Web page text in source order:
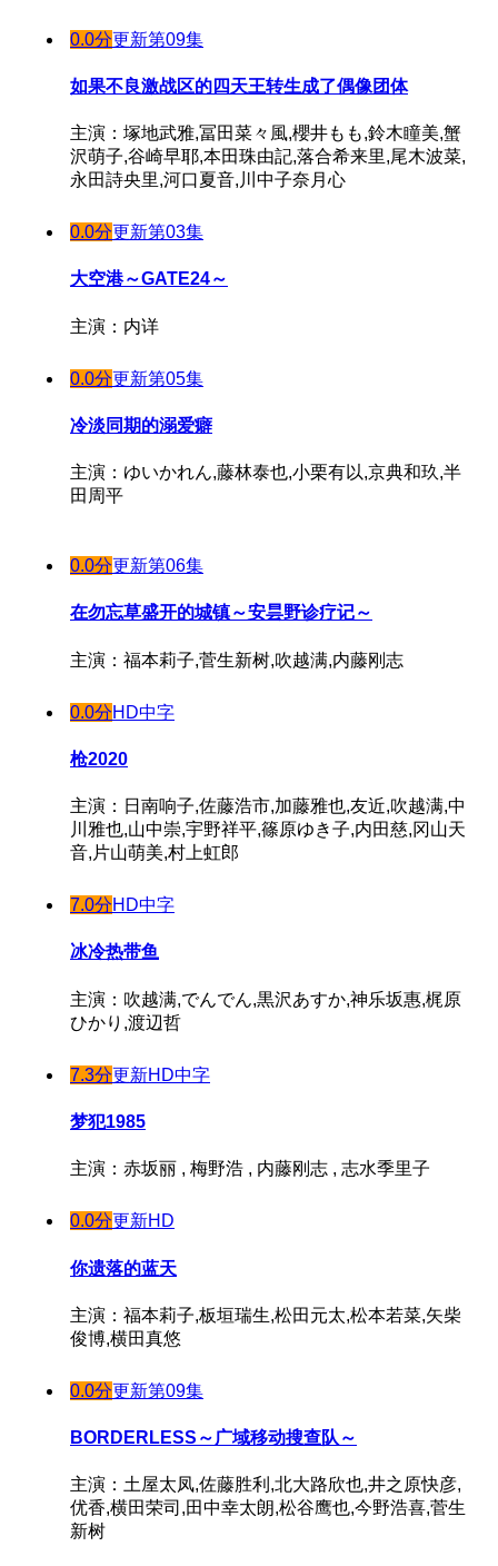
0.0分更新第09集
如果不良激战区的四天王转生成了偶像团体
主演：塚地武雅,冨田菜々風,櫻井もも,鈴木瞳美,蟹
沢萌子,谷崎早耶,本田珠由記,落合希来里,尾木波菜,
永田詩央里,河口夏音,川中子奈月心
0.0分更新第03集
大空港～GATE24～
主演：内详
0.0分更新第05集
冷淡同期的溺爱癖
主演：ゆいかれん,藤林泰也,小栗有以,京典和玖,半
田周平
0.0分更新第06集
在勿忘草盛开的城镇～安昙野诊疗记～
主演：福本莉子,菅生新树,吹越满,内藤刚志
0.0分HD中字
枪2020
主演：日南响子,佐藤浩市,加藤雅也,友近,吹越满,中
川雅也,山中崇,宇野祥平,篠原ゆき子,内田慈,冈山天
音,片山萌美,村上虹郎
7.0分HD中字
冰冷热带鱼
主演：吹越满,でんでん,黒沢あすか,神乐坂惠,梶原
ひかり,渡辺哲
7.3分更新HD中字
梦犯1985
主演：赤坂丽 , 梅野浩 , 内藤刚志 , 志水季里子
0.0分更新HD
你遗落的蓝天
主演：福本莉子,板垣瑞生,松田元太,松本若菜,矢柴
俊博,横田真悠
0.0分更新第09集
BORDERLESS～广域移动搜查队～
主演：土屋太凤,佐藤胜利,北大路欣也,井之原快彦,
优香,横田荣司,田中幸太朗,松谷鹰也,今野浩喜,菅生
新树